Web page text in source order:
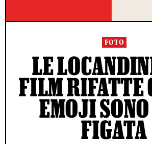
FOTO
LE
FILM RIFATTE
EMOJI
FIGATA